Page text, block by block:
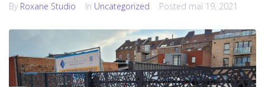
By Roxane Studio In Uncategorized Posted mai 19, 2021